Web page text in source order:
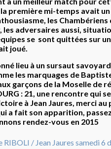
la première mi-temps avait
les
les adversaires aussi,
se sont quittées sur
joué.
lieu à un sursaut
les marquages de
garçons de la Moselle de
: 21, une rencontre qui
à Jean Jaures, merci au
a fait son apparition,
rendez-vous en 2015